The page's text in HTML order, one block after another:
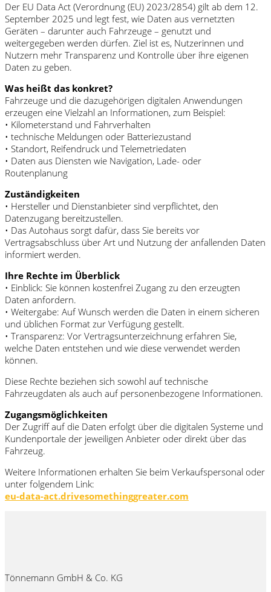
Der EU Data Act (Verordnung (EU) 2023/2854) gilt ab dem 12.
September 2025 und legt fest, wie Daten aus vernetzten
Geräten – darunter auch Fahrzeuge – genutzt und
weitergegeben werden dürfen. Ziel ist es, Nutzerinnen und
Nutzern mehr Transparenz und Kontrolle über ihre eigenen
Daten zu geben.
Was heißt das konkret?
Fahrzeuge und die dazugehörigen digitalen Anwendungen
erzeugen eine Vielzahl an Informationen, zum Beispiel:
• Kilometerstand und Fahrverhalten
• technische Meldungen oder Batteriezustand
• Standort, Reifendruck und Telemetriedaten
• Daten aus Diensten wie Navigation, Lade- oder
Routenplanung
Zuständigkeiten
• Hersteller und Dienstanbieter sind verpflichtet, den
Datenzugang bereitzustellen.
• Das Autohaus sorgt dafür, dass Sie bereits vor
Vertragsabschluss über Art und Nutzung der anfallenden Daten
informiert werden.
Ihre Rechte im Überblick
• Einblick: Sie können kostenfrei Zugang zu den erzeugten
Daten anfordern.
• Weitergabe: Auf Wunsch werden die Daten in einem sicheren
und üblichen Format zur Verfügung gestellt.
• Transparenz: Vor Vertragsunterzeichnung erfahren Sie,
welche Daten entstehen und wie diese verwendet werden
können.
Diese Rechte beziehen sich sowohl auf technische
Fahrzeugdaten als auch auf personenbezogene Informationen.
Zugangsmöglichkeiten
Der Zugriff auf die Daten erfolgt über die digitalen Systeme und
Kundenportale der jeweiligen Anbieter oder direkt über das
Fahrzeug.
Weitere Informationen erhalten Sie beim Verkaufspersonal oder
unter folgendem Link:
eu-data-act.drivesomethinggreater.com
Tönnemann GmbH & Co. KG